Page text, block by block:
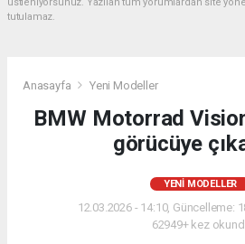
tutulamaz.
Anasayfa Yeni Modeller
BMW Motorrad
görücüye
YENI MODELLER
12.03.2026 - 14:10, Güncelleme:
62949+ kez